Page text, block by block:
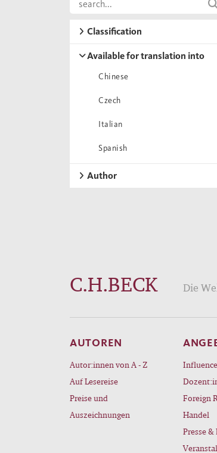
Classification
Available for translation into
Chinese
Czech
Italian
Spanish
Author
C.H.BECK Die
AUTOREN
Autor:innen von A - Z
Auf Lesereise
Preise und
Auszeichnungen
Foreign
Handel
Presse &